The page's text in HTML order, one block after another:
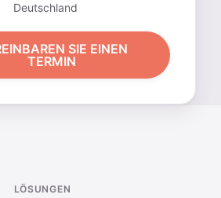
Deutschland
SIE EINEN
TERMIN
LÖSUNGEN